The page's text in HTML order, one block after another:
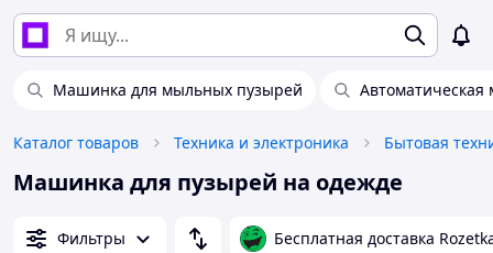
Машинка для мыльных пузырей
Каталог товаров Техника и электроника Бытовая
Машинка для пузырей на одежде
Фильтры Бесплатная доставка